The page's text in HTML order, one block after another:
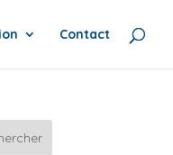
Contact